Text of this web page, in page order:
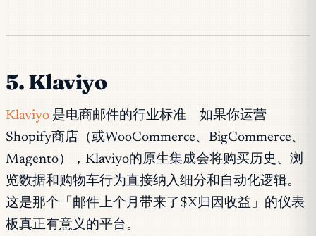
5. Klaviyo
Klaviyo 是电商邮件的行业标准。如果你运营
Shopify商店（或WooCommerce、BigCommerce、
Magento），Klaviyo的原生集成会将购买历史、浏
览数据和购物车行为直接纳入细分和自动化逻辑。
这是那个「邮件上个月带来了$X归因收益」的仪表
板真正有意义的平台。